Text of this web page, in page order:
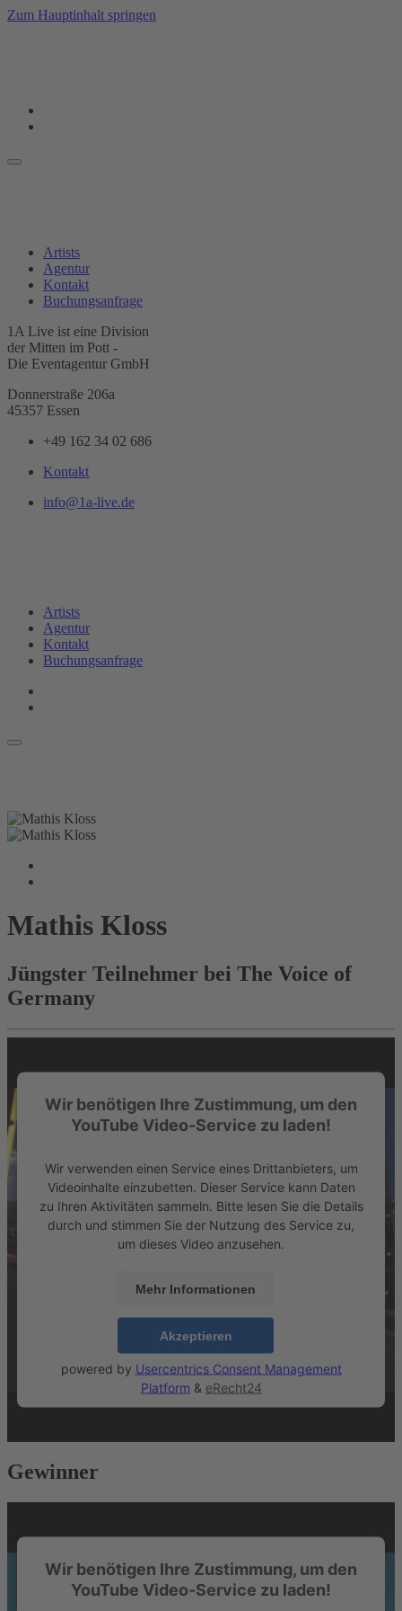
Zum Hauptinhalt springen
Artists
Agentur
Kontakt
Buchungsanfrage
1A Live ist eine Division
der Mitten im Pott -
Die Eventagentur GmbH
Donnerstraße 206a
45357 Essen
+49 162 34 02 686
Kontakt
info@1a-live.de
Artists
Agentur
Kontakt
Buchungsanfrage
Mathis Kloss
Jüngster Teilnehmer bei The Voice of
Germany
Wir benötigen Ihre Zustimmung, um den
YouTube Video-Service zu laden!
Wir verwenden einen Service eines Drittanbieters, um
Videoinhalte einzubetten. Dieser Service kann Daten
zu Ihren Aktivitäten sammeln. Bitte lesen Sie die Details
durch und stimmen Sie der Nutzung des Service zu,
um dieses Video anzusehen.
Mehr Informationen
Akzeptieren
powered by Usercentrics Consent Management
Platform & eRecht24
Gewinner
Wir benötigen Ihre Zustimmung, um den
YouTube Video-Service zu laden!